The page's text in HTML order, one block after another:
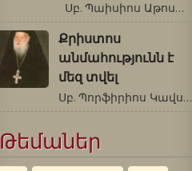
Սբ. Պաիսիոս Աթոսացի …
Քրիստոս
անմահությունն է
մեզ տվել
Սբ. Պորֆիրիոս Կավսոկալիվացի (1906-1991թթ.)…
Թեմաներ